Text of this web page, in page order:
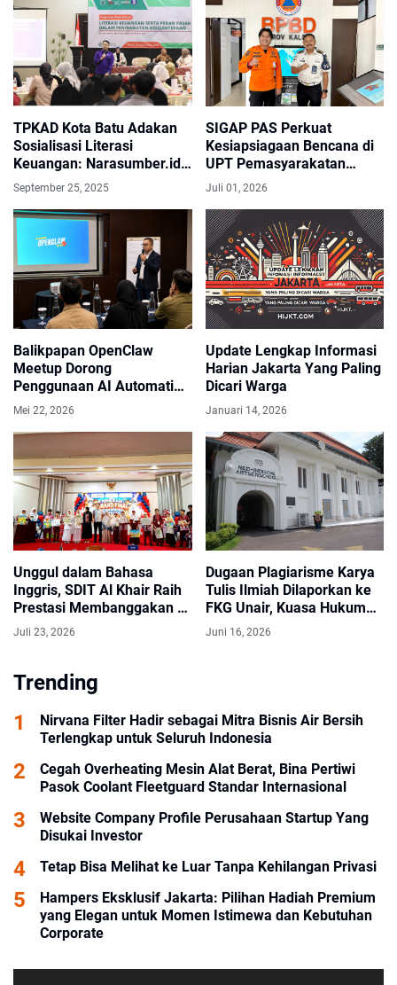
TPKAD Kota Batu Adakan
Sosialisasi Literasi
Keuangan: Narasumber.id
Bahas SAK EP Buat
September 25, 2025
SIGAP PAS Perkuat
Kesiapsiagaan Bencana di
UPT Pemasyarakatan
Kalsel
Juli 01, 2026
Balikpapan OpenClaw
Meetup Dorong
Penggunaan AI Automation
untuk Bisnis dan Industri
Mei 22, 2026
Update Lengkap Informasi
Harian Jakarta Yang Paling
Dicari Warga
Januari 14, 2026
Unggul dalam Bahasa
Inggris, SDIT Al Khair Raih
Prestasi Membanggakan di
Cambridge Competition
2026 HST
Juli 23, 2026
Dugaan Plagiarisme Karya
Tulis Ilmiah Dilaporkan ke
FKG Unair, Kuasa Hukum
Minta Investigasi
Transparan
Juni 16, 2026
Trending
Nirvana Filter Hadir sebagai Mitra Bisnis Air Bersih
Terlengkap untuk Seluruh Indonesia
Cegah Overheating Mesin Alat Berat, Bina Pertiwi
Pasok Coolant Fleetguard Standar Internasional
Website Company Profile Perusahaan Startup Yang
Disukai Investor
Tetap Bisa Melihat ke Luar Tanpa Kehilangan Privasi
Hampers Eksklusif Jakarta: Pilihan Hadiah Premium
yang Elegan untuk Momen Istimewa dan Kebutuhan
Corporate